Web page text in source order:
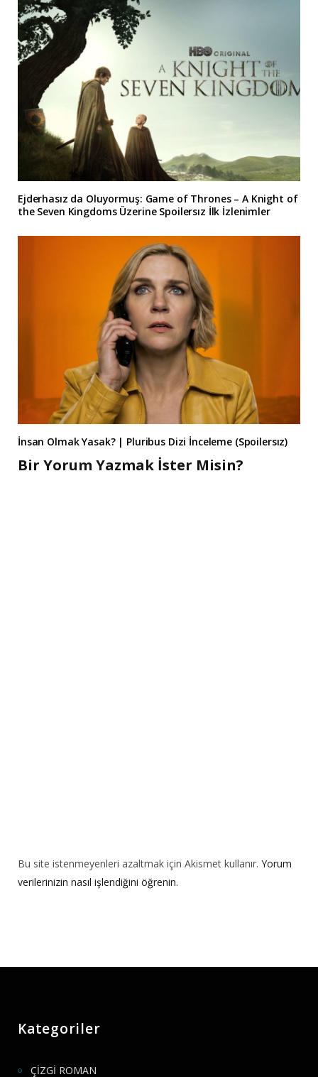
Ejderhasız da Oluyormuş: Game of Thrones – A Knight of
the Seven Kingdoms Üzerine Spoilersız İlk İzlenimler
İnsan Olmak Yasak? | Pluribus Dizi İnceleme (Spoilersız)
Bir Yorum Yazmak İster Misin?
Bu site istenmeyenleri azaltmak için Akismet kullanır. Yorum
verilerinizin nasıl işlendiğini öğrenin.
Kategoriler
ÇİZGİ ROMAN